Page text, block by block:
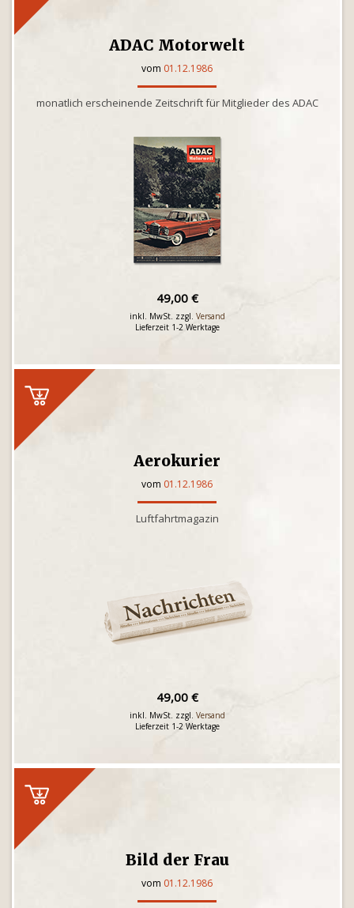
ADAC Motorwelt
vom 01.12.1986
monatlich erscheinende Zeitschrift für Mitglieder des ADAC
49,00 €
inkl. MwSt. zzgl. Versand
Lieferzeit 1-2 Werktage
Aerokurier
vom 01.12.1986
Luftfahrtmagazin
49,00 €
inkl. MwSt. zzgl. Versand
Lieferzeit 1-2 Werktage
Bild der Frau
vom 01.12.1986